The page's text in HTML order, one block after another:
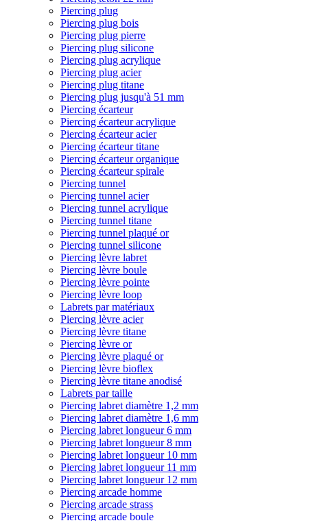
Piercing plug
Piercing plug bois
Piercing plug pierre
Piercing plug silicone
Piercing plug acrylique
Piercing plug acier
Piercing plug titane
Piercing plug jusqu'à 51 mm
Piercing écarteur
Piercing écarteur acrylique
Piercing écarteur acier
Piercing écarteur titane
Piercing écarteur organique
Piercing écarteur spirale
Piercing tunnel
Piercing tunnel acier
Piercing tunnel acrylique
Piercing tunnel titane
Piercing tunnel plaqué or
Piercing tunnel silicone
Piercing lèvre labret
Piercing lèvre boule
Piercing lèvre pointe
Piercing lèvre loop
Labrets par matériaux
Piercing lèvre acier
Piercing lèvre titane
Piercing lèvre or
Piercing lèvre plaqué or
Piercing lèvre bioflex
Piercing lèvre titane anodisé
Labrets par taille
Piercing labret diamètre 1,2 mm
Piercing labret diamètre 1,6 mm
Piercing labret longueur 6 mm
Piercing labret longueur 8 mm
Piercing labret longueur 10 mm
Piercing labret longueur 11 mm
Piercing labret longueur 12 mm
Piercing arcade homme
Piercing arcade strass
Piercing arcade boule